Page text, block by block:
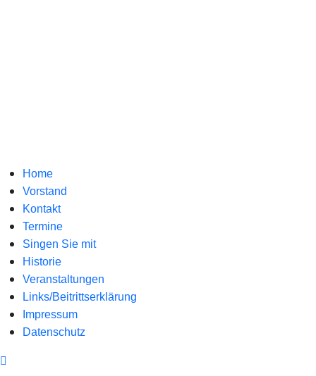
Home
Vorstand
Kontakt
Termine
Singen Sie mit
Historie
Veranstaltungen
Links/Beitrittserklärung
Impressum
Datenschutz